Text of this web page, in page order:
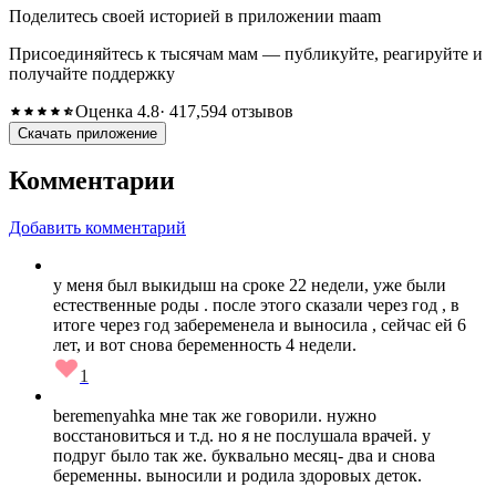
Поделитесь своей историей в приложении maam
Присоединяйтесь к тысячам мам — публикуйте, реагируйте и
получайте поддержку
Оценка 4.8· 417,594 отзывов
Скачать приложение
Комментарии
Добавить комментарий
у меня был выкидыш на сроке 22 недели, уже были
естественные роды . после этого сказали через год , в
итоге через год забеременела и выносила , сейчас ей 6
лет, и вот снова беременность 4 недели.
1
beremenyahka мне так же говорили. нужно
восстановиться и т.д. но я не послушала врачей. у
подруг было так же. буквально месяц- два и снова
беременны. выносили и родила здоровых деток.